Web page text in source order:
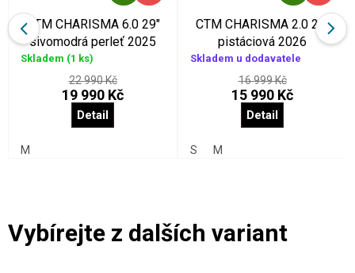
D
A
R
CTM CHARISMA 6.0 29"
sivomodrá perleť 2025
Skladem (1 ks)
22 990 Kč
19 990 Kč
Detail
M
D
A
R
CTM CHARISMA 2.0 29"
pistáciová 2026
Skladem u dodavatele
16 999 Kč
15 990 Kč
Detail
S M